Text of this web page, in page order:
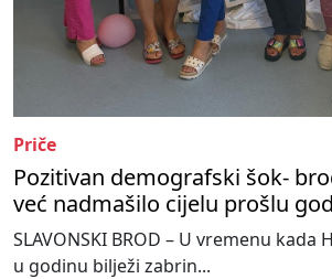
Priče
Pozitivan demografski šok-
već nadmašilo cijelu prošlu
SLAVONSKI BROD – U vremenu kada
u godinu bilježi zabrin...